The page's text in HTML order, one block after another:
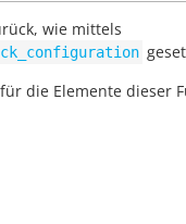
wie mittels
die Elemente dieser